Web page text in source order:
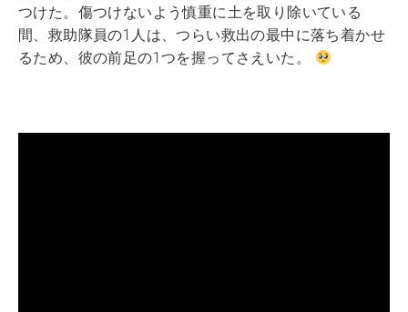
つけた。傷つけないよう慎重に土を取り除いている
間、救助隊員の1人は、つらい救出の最中に落ち着かせ
るため、彼の前足の1つを握ってさえいた。